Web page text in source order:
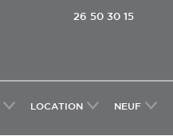
26 50 30 15
LOCATION NEUF